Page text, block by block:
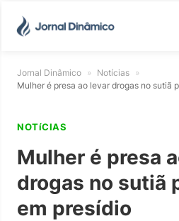
Jornal Dinâmico » Notícias »
Mulher é presa ao levar drogas no sutiã
NOTíCIAS
Mulher é presa
drogas no sutiã
em presídio